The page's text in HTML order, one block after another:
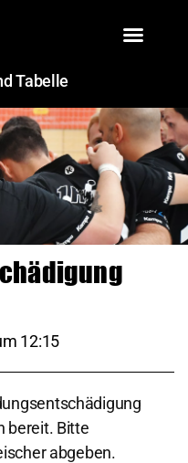
Tabelle
12:15
bereit. Bitte
abgeben.